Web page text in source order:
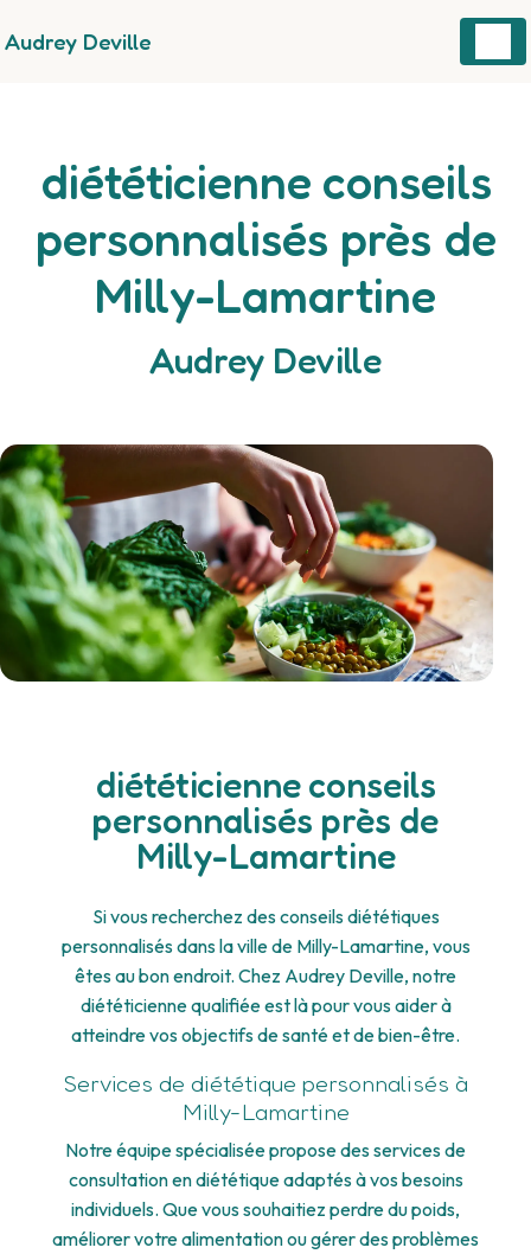
Audrey Deville
diététicienne conseils
personnalisés près de
Milly-Lamartine
Audrey Deville
diététicienne conseils
personnalisés près de
Milly-Lamartine
Si vous recherchez des conseils diététiques
personnalisés dans la ville de Milly-Lamartine, vous
êtes au bon endroit. Chez Audrey Deville, notre
diététicienne qualifiée est là pour vous aider à
atteindre vos objectifs de santé et de bien-être.
Services de diététique personnalisés à
Milly-Lamartine
Notre équipe spécialisée propose des services de
consultation en diététique adaptés à vos besoins
individuels. Que vous souhaitiez perdre du poids,
améliorer votre alimentation ou gérer des problèmes